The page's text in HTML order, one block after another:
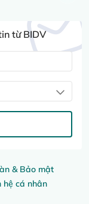
& Bảo mật
hệ cá nhân
từ BIDV